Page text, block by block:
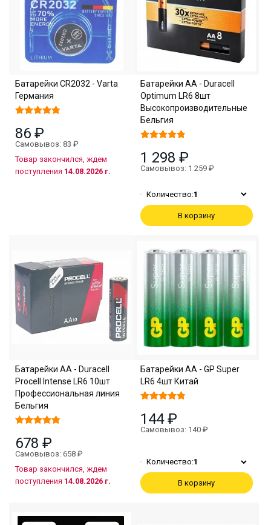
Батарейки CR2032 - Varta
Германия
86 ₽
Самовывоз: 83 ₽
Товар закончился, ждем
поступления 14.08.2026 г.
Батарейки АА - Duracell
Optimum LR6 8шт
Высокопроизводительные
Бельгия
1 298 ₽
Самовывоз: 1 259 ₽
Количество:1
В корзину
Батарейки АА - Duracell
Procell Intense LR6 10шт
Профессиональная линия
Бельгия
678 ₽
Самовывоз: 658 ₽
Товар закончился, ждем
поступления 14.08.2026 г.
Батарейки АА - GP Super
LR6 4шт Китай
144 ₽
Самовывоз: 140 ₽
Количество:1
В корзину